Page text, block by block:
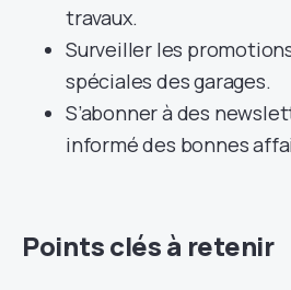
travaux.
Surveiller les
spéciales des garages.
S’abonner à des
informé des bonnes
Points clés à retenir